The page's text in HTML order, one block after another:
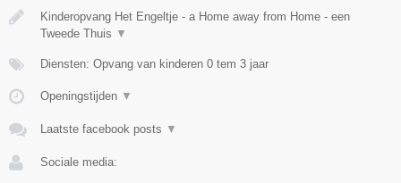
Kinderopvang Het Engeltje - a Home away from Home - een
Tweede Thuis ▼
Diensten: Opvang van kinderen 0 tem 3 jaar
Openingstijden ▼
Laatste facebook posts ▼
Sociale media: